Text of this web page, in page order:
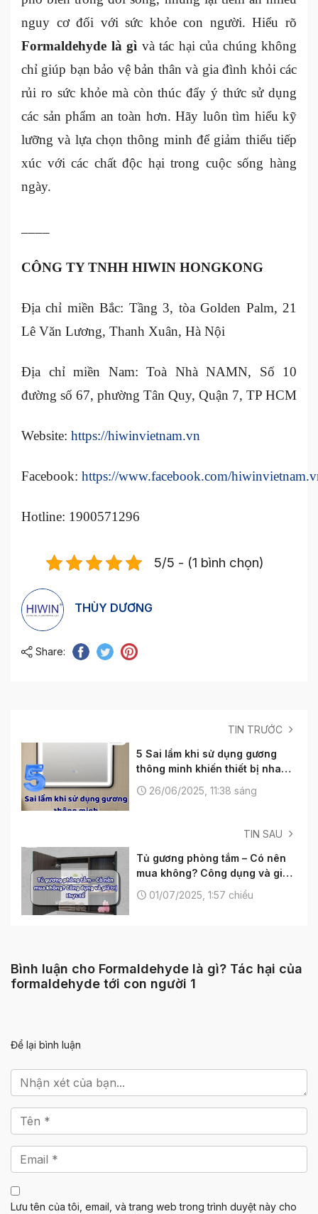
nguy cơ đối với sức khỏe con người. Hiểu rõ
Formaldehyde là gì và tác hại của chúng không
chỉ giúp bạn bảo vệ bản thân và gia đình khỏi các
rủi ro sức khỏe mà còn thúc đẩy ý thức sử dụng
các sản phẩm an toàn hơn. Hãy luôn tìm hiểu kỹ
lưỡng và lựa chọn thông minh để giảm thiểu tiếp
xúc với các chất độc hại trong cuộc sống hàng
ngày.
CÔNG TY TNHH HIWIN HONGKONG
Địa chỉ miền Bắc: Tầng 3, tòa Golden Palm, 21
Lê Văn Lương, Thanh Xuân, Hà Nội
Địa chỉ miền Nam: Toà Nhà NAMN, Số 10
đường số 67, phường Tân Quy, Quận 7, TP HCM
Website: https://hiwinvietnam.vn
Facebook: https://www.facebook.com/
Hotline: 1900571296
5/5 - (1 bình chọn)
THÙY DƯƠNG
Share:
TIN TRƯỚC
5 Sai lầm khi sử dụng gương
thông minh khiến thiết bị nhanh
hỏng
26/06/2025, 11:38 sáng
TIN SAU
Tủ gương phòng tắm – Có nên
mua không? Công dụng và giá
trị thực tế
01/07/2025, 1:57 chiều
Bình luận cho Formaldehyde là gì? Tác hại của
formaldehyde tới con người 1
Để lại bình luận
Lưu tên của tôi, email, và trang web trong trình duyệt này cho